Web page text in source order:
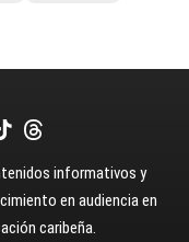
informativos y
en audiencia en
caribeña.